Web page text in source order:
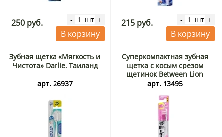
250 руб. - шт +
В корзину
215 руб. - шт +
В корзину
Зубная щетка «Мягкость и
Чистота» Darlie, Таиланд
арт. 26937
Суперкомпактная зубная
щетка с косым срезом
щетинок Between Lion
(средней жесткости), Япония
арт. 13495